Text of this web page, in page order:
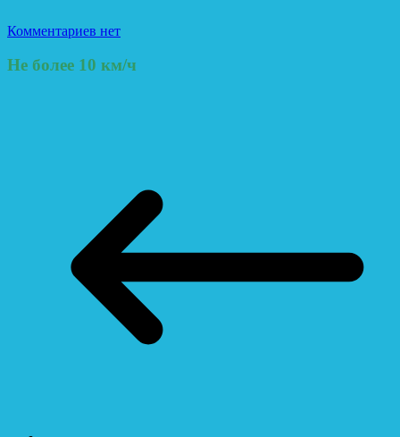
Комментариев нет
Не более 10 км/ч